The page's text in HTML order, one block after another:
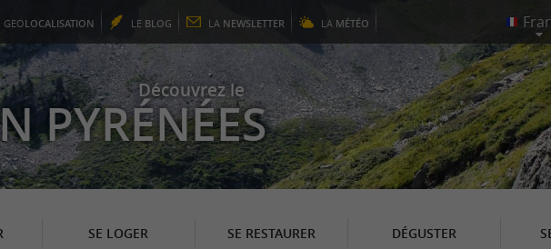
GEOLOCALISATION LE BLOG LA NEWSLETTER LA MÉTÉO
Découvrez le
PYRÉNÉES
SE LOGER SE RESTAURER DÉGUSTER